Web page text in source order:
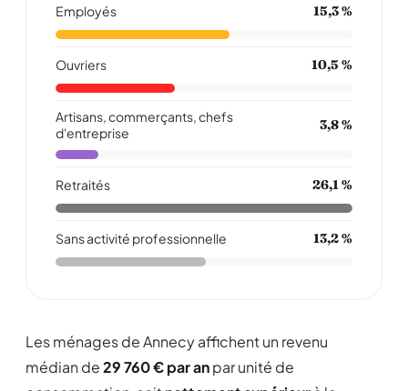
Employés 15,3 %
Ouvriers 10,5 %
Artisans, commerçants, chefs
d'entreprise
3,8 %
Retraités 26,1 %
Sans activité professionnelle 13,2 %
Les ménages de Annecy affichent un revenu
médian de29 760 € par anpar unité de